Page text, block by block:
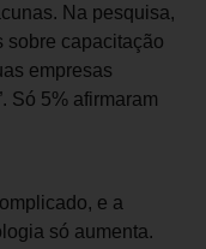
Na pesquisa,
sobre capacitação
empresas
Só 5% afirmaram
e a
só aumenta.